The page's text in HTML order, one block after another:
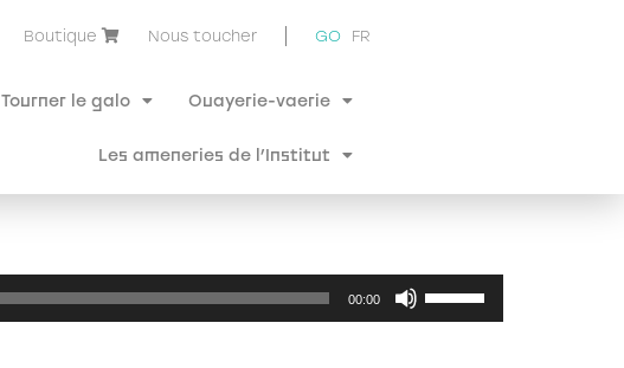
Boutique Nous toucher GO FR
Tourner le galo Ouayerie-vaerie
Les ameneries de l’Institut
00:00